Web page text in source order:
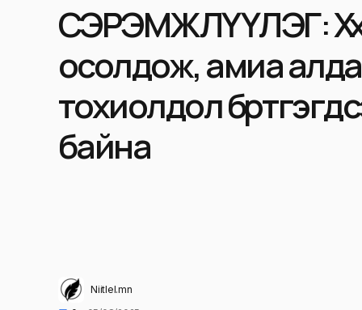
СЭРЭМЖЛҮҮЛЭГ:
осолдож, амиа
тохиолдол
байна
Niitlel.mn